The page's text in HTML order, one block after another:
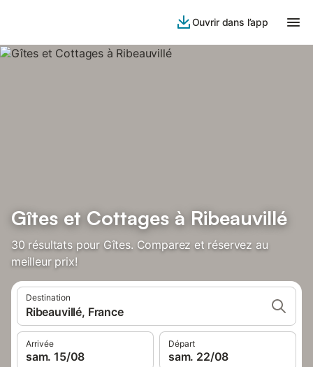
Ouvrir dans l’app
Gîtes et Cottages à Ribeauvillé
30 résultats pour Gîtes. Comparez et réservez au
meilleur prix!
Destination
Ribeauvillé, France
Arrivée
sam. 15/08
Départ
sam. 22/08